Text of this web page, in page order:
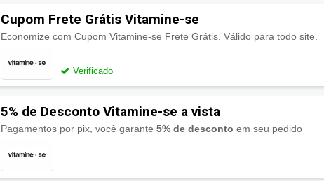
Cupom Frete Grátis Vitamine-se
Economize com Cupom Vitamine-se Frete Grátis. Válido para todo site.
Verificado
5% de Desconto Vitamine-se a vista
Pagamentos por pix, você garante5% de desconto em seu pedido